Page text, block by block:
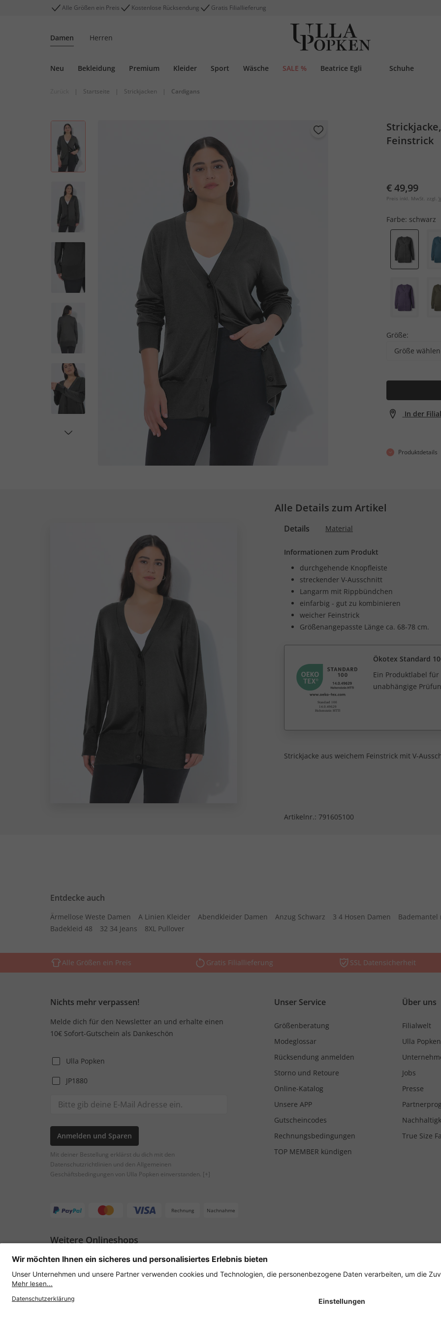
Alle Größen ein Preis Kostenlose Rücksendung Gratis Filiallieferung
Damen Herren
Neu Bekleidung Premium Kleider Sport Wäsche SALE % Beatrice Egli Schuhe
| Startseite | Strickjacken | Cardigans
Feinstrick
€ 49,99
Preis inkl. MwSt. zzgl.
Farbe: schwarz
Größe:
Größe wählen
In der
Produktdetails
Alle Details zum Artikel
Details Material
Informationen zum Produkt
durchgehende Knopfleiste
streckender V-Ausschnitt
Langarm mit Rippbündchen
einfarbig - gut zu kombinieren
weicher Feinstrick
Größenangepasste Länge ca. 68-78 cm.
Ökotex Standard
Ein Produktlabel
unabhängige
Strickjacke aus weichem Feinstrick mit V-
Artikelnr.: 791605100
Entdecke auch
Ärmellose Weste Damen A Linien Kleider Abendkleider Damen Anzug Schwarz 3 4 Hosen Damen
Bademantel
Badekleid 48
32 34 Jeans 8XL Pullover
Alle Größen ein Preis Gratis Filiallieferung SSL Datensicherheit
Nichts mehr verpassen!
Melde dich für den Newsletter an und erhalte einen
10€ Sofort-Gutschein als Dankeschön
Ulla Popken
JP1880
Anmelden und Sparen
Mit deiner Bestellung erklärst du dich mit den
Datenschutzrichtlinien und den Allgemeinen
Geschäftsbedingungen von Ulla Popken einverstanden. [+]
Unser Service
Größenberatung
Modeglossar
Rücksendung anmelden
Storno und Retoure
Online-Katalog
Unsere APP
Gutscheincodes
Rechnungsbedingungen
TOP MEMBER kündigen
Über uns
Filialwelt
Ulla
Jobs
Presse
True Size
Rechnung Nachnahme
Weitere Onlineshops
Österreich